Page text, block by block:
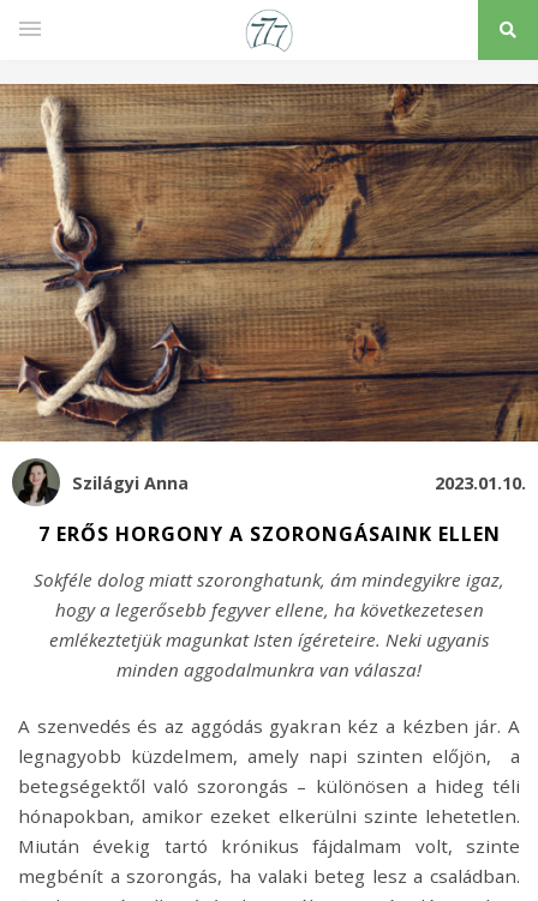
Szilágyi Anna 2023.01.10.
7 ERŐS HORGONY A SZORONGÁSAINK ELLEN
Sokféle dolog miatt szoronghatunk, ám mindegyikre igaz,
hogy a legerősebb fegyver ellene, ha következetesen
emlékeztetjük magunkat Isten ígéreteire. Neki ugyanis
minden aggodalmunkra van válasza!
A szenvedés és az aggódás gyakran kéz a kézben jár. A
legnagyobb küzdelmem, amely napi szinten előjön, a
betegségektől való szorongás – különösen a hideg téli
hónapokban, amikor ezeket elkerülni szinte lehetetlen.
Miután évekig tartó krónikus fájdalmam volt, szinte
megbénít a szorongás, ha valaki beteg lesz a családban.